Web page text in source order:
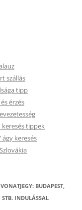
szállás
tipp
érzés
keresés tippek
keresés
BUDAPEST,
INDULÁSSAL